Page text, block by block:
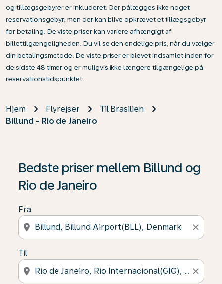
og tillægsgebyrer er inkluderet. Der pålægges ikke noget
reservationsgebyr, men der kan blive opkrævet et tillægsgebyr
for betaling. De viste priser kan variere afhængigt af
billettilgængeligheden. Du vil se den endelige pris, når du vælger
din betalingsmetode. De viste priser er blevet indsamlet inden for
de sidste 48 timer og er muligvis ikke længere tilgængelige på
reservationstidspunktet.
Hjem Flyrejser
Til Brasilien
Billund - Rio de Janeiro
Bedste priser mellem Billund og
Rio de Janeiro
Fra
location_on close
Til
location_on close